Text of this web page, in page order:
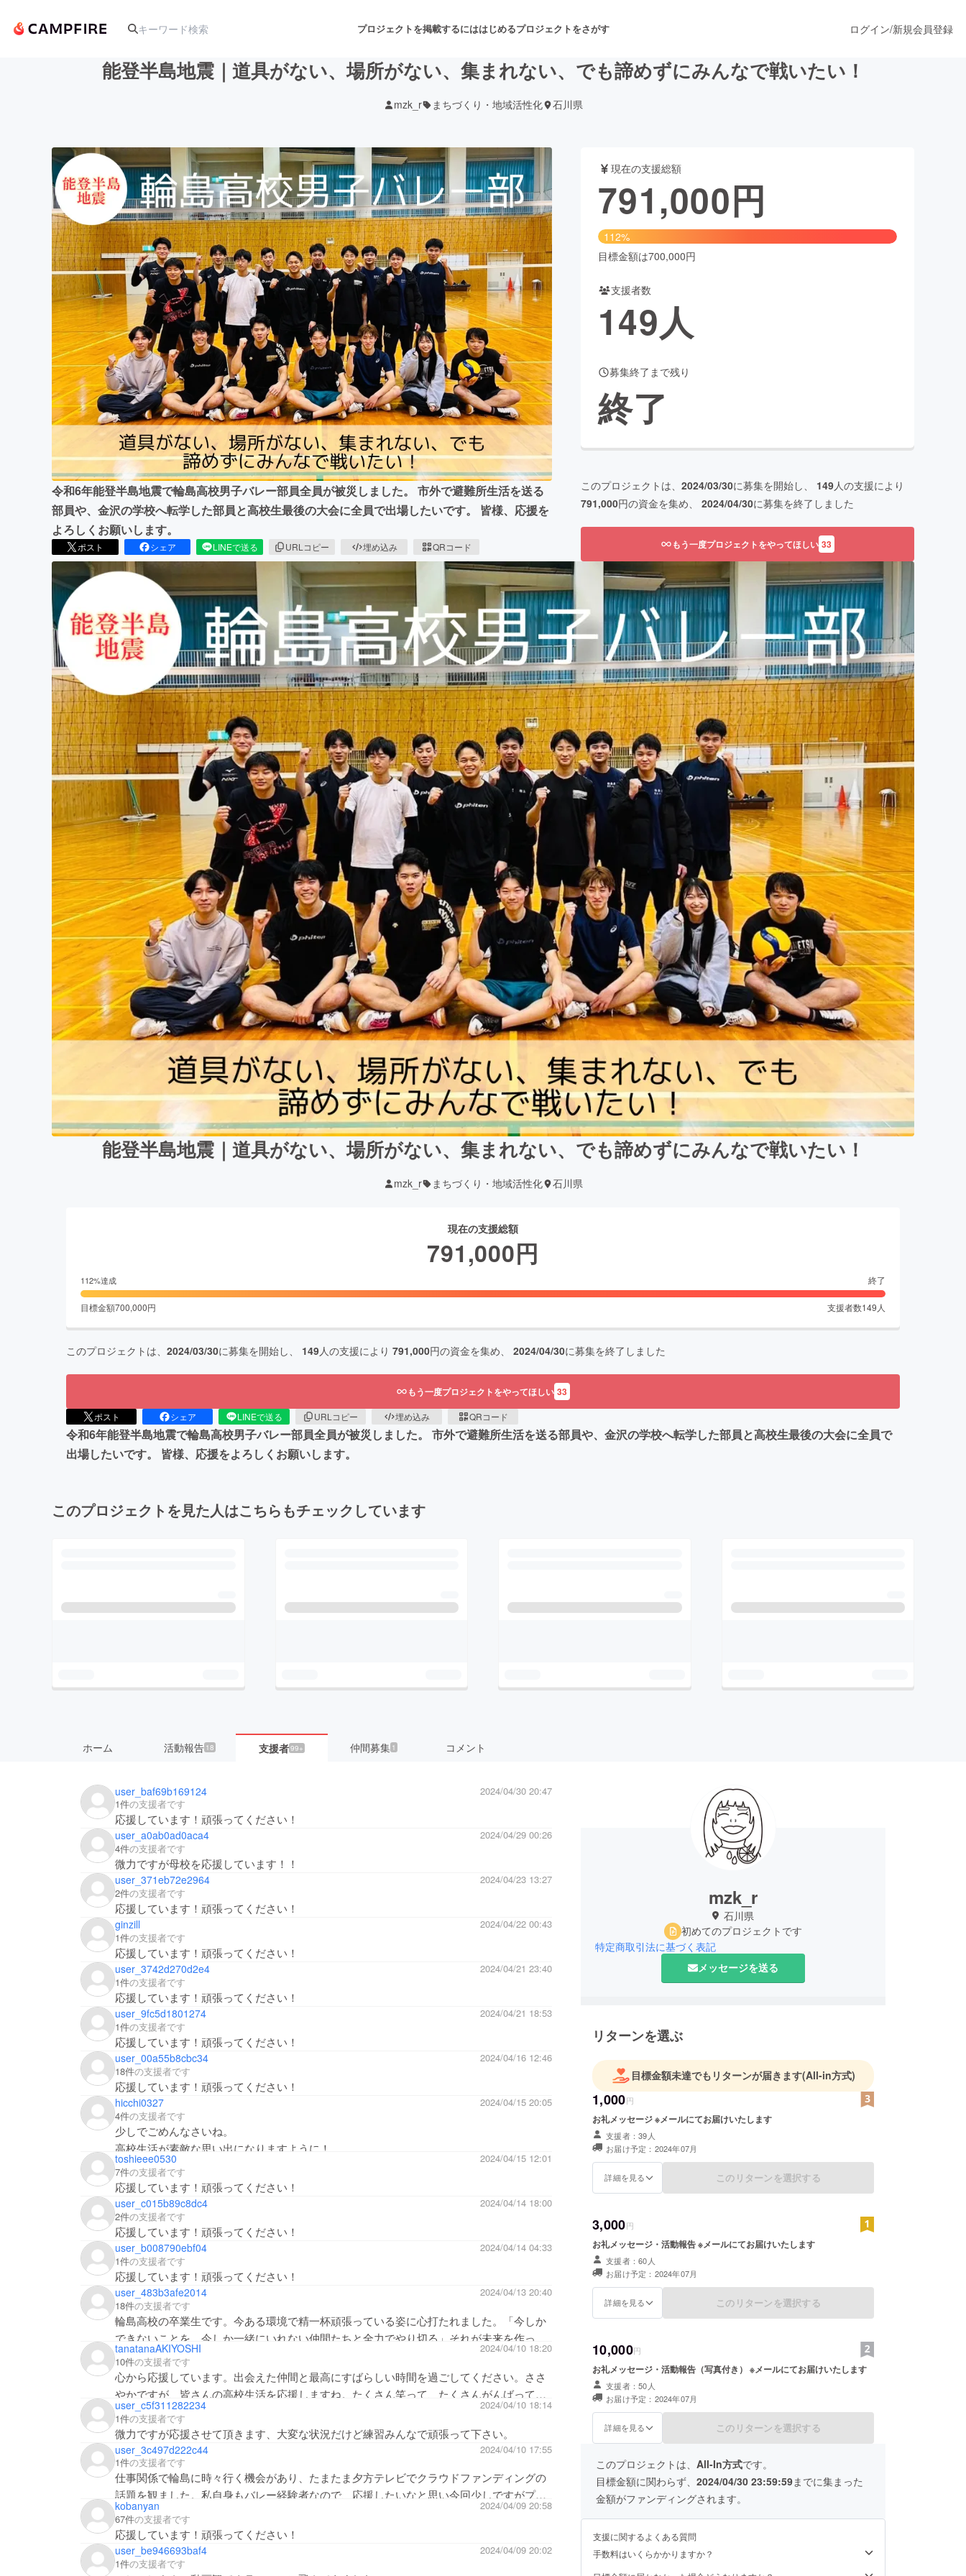
プロジェクトを掲載するにははじめるプロジェクトをさがす
アート・写真 音楽 舞台・パフォーマンス
テクノロジー・ガジェット ゲーム・サービス開発 フード・飲食店 ファッション
映像・映画 書籍・雑誌出版 アニメ・漫画
ビジネス・起業 チャレンジ ビューティー・ヘルスケア
まちづくり・地域活性化
CAMPFIRE for Social GoodCAMPFIRE Creation
CAMPFIREふるさと納税machi-yaコミュニティ
ログイン/新規会員登録
能登半島地震｜道具がない、場所がない、集まれない、でも諦めずにみんなで戦いたい！
mzk_r まちづくり・地域活性化 石川県
令和6年能登半島地震で輪島高校男子バレー部員全員が被災しました。 市外で避難所生活を送る
部員や、金沢の学校へ転学した部員と高校生最後の大会に全員で出場したいです。 皆様、応援を
よろしくお願いします。
ポスト シェア LINEで送る URLコピー 埋め込み QRコード
現在の支援総額
791,000円
112%
目標金額は700,000円
支援者数
149人
募集終了まで残り
終了
このプロジェクトは、 2024/03/30に募集を開始し、 149人の支援により
791,000円の資金を集め、 2024/04/30に募集を終了しました
もう一度プロジェクトをやってほしい 33
能登半島地震｜道具がない、場所がない、集まれない、でも諦めずにみんなで戦いたい！
mzk_r まちづくり・地域活性化 石川県
現在の支援総額
791,000円
112%達成 終了
目標金額700,000円 支援者数149 人
このプロジェクトは、 2024/03/30に募集を開始し、 149人の支援により 791,000円の資金を集め、 2024/04/30に募集を終了しました
もう一度プロジェクトをやってほしい 33
ポスト シェア LINEで送る URLコピー 埋め込み QRコード
令和6年能登半島地震で輪島高校男子バレー部員全員が被災しました。 市外で避難所生活を送る部員や、金沢の学校へ転学した部員と高校生最後の大会に全員で
出場したいです。 皆様、応援をよろしくお願いします。
このプロジェクトを見た人はこちらもチェックしています
ホーム 活動報告 18 支援者99+ 仲間募集 1 コメント
user_baf69b169124
2024/04/30 20:47
1件の支援者です
応援しています！頑張ってください！
user_a0ab0ad0aca4
2024/04/29 00:26
4件の支援者です
微力ですが母校を応援しています！！
user_371eb72e2964
2024/04/23 13:27
2件の支援者です
応援しています！頑張ってください！
ginzill
2024/04/22 00:43
1件の支援者です
応援しています！頑張ってください！
user_3742d270d2e4
2024/04/21 23:40
1件の支援者です
応援しています！頑張ってください！
user_9fc5d1801274
2024/04/21 18:53
1件の支援者です
応援しています！頑張ってください！
user_00a55b8cbc34
2024/04/16 12:46
18件の支援者です
応援しています！頑張ってください！
hicchi0327
2024/04/15 20:05
4件の支援者です
少しでごめんなさいね。
toshieee0530
2024/04/15 12:01
7件の支援者です
応援しています！頑張ってください！
user_c015b89c8dc4
2024/04/14 18:00
2件の支援者です
応援しています！頑張ってください！
user_b008790ebf04
2024/04/14 04:33
1件の支援者です
応援しています！頑張ってください！
user_483b3afe2014
2024/04/13 20:40
18件の支援者です
輪島高校の卒業生です。今ある環境で精一杯頑張っている姿に心打たれました。「今しか
できないことを、今しか一緒にいれない仲間たちと全力でやり切る」それが未来を作って
ゆく大きな自信となると思います。今を楽しみながら頑張ってください。応援していま
す。
tanatanaAKIYOSHI
2024/04/10 18:20
10件の支援者です
心から応援しています。出会えた仲間と最高にすばらしい時間を過ごしてください。ささ
やかですが、皆さんの高校生活を応援しますね。たくさん笑って、たくさんがんばって、
地域の人の喜びや希望になってくださいね。今回の体験が大きな成長につながりますよう
に！がんばれ、青春！
user_c5f311282234
2024/04/10 18:14
1件の支援者です
微力ですが応援させて頂きます、大変な状況だけど練習みんなで頑張って下さい。
user_3c497d222c44
2024/04/10 17:55
1件の支援者です
仕事関係で輪島に時々行く機会があり、たまたま夕方テレビでクラウドファンディングの
話題を観ました。私自身もバレー経験者なので、応援したいなと思い今回少しですがプロ
ジェクト参加しました。夏のインターハイに向けて、練習頑張ってください。
kobanyan
2024/04/09 20:58
67件の支援者です
応援しています！頑張ってください！
user_be946693baf4
2024/04/09 20:02
1件の支援者です
mzk_r
石川県
初めてのプロジェクトです
特定商取引法に基づく表記
メッセージを送る
リターンを選ぶ
目標金額未達でもリターンが届きます(All-in方式)
1,000円
お礼メッセージ ※メールにてお届けいたします
支援者：39人
お届け予定：2024年07月
詳細を見る このリターンを選択する
3,000円
お礼メッセージ・活動報告 ※メールにてお届けいたします
支援者：60人
お届け予定：2024年07月
詳細を見る このリターンを選択する
10,000円
お礼メッセージ・活動報告（写真付き） ※メールにてお届けいたします
支援者：50人
お届け予定：2024年07月
詳細を見る このリターンを選択する
このプロジェクトは、 All-In方式です。
目標金額に関わらず、 2024/04/30 23:59:59までに集まった
金額がファンディングされます。
支援に関するよくある質問
手数料はいくらかかりますか？